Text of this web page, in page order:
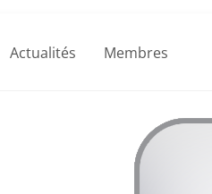
Actualités Membres